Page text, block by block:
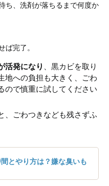
ち、洗剤が落ちるまで何度か
ば完了。
活発になり
、黒カビを取り
地への負担も大きく、ごわ
ので慎重に試してください
、ごわつきなども残さずふ
とやり方は？嫌な臭いも